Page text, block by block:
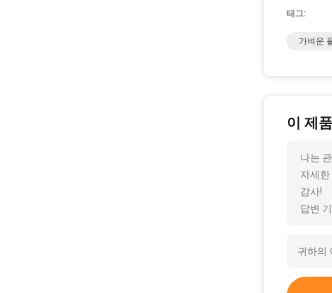
태그:
가벼운
이 제
나는
자세
감사!
답변